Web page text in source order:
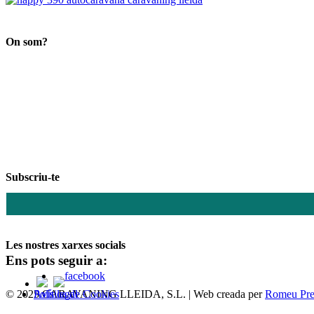
On som?
Subscriu-te
Les nostres xarxes socials
Ens pots seguir a:
© 2025 CARAVANING LLEIDA, S.L. | Web creada perRomeu
Política de Cookies
Avís legal